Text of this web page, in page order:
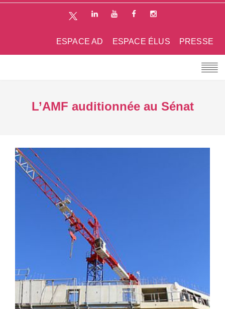
PRESSE
ESPACE ÉLUS
ESPACE AD
L’AMF auditionnée au Sénat